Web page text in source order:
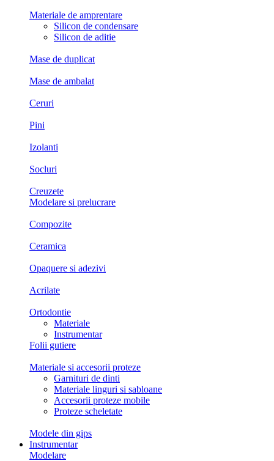
Materiale de amprentare
Silicon de condensare
Silicon de aditie
Mase de duplicat
Mase de ambalat
Ceruri
Pini
Izolanti
Socluri
Creuzete
Modelare si prelucrare
Compozite
Ceramica
Opaquere si adezivi
Acrilate
Ortodontie
Materiale
Instrumentar
Folii gutiere
Materiale si accesorii proteze
Garnituri de dinti
Materiale linguri si sabloane
Accesorii proteze mobile
Proteze scheletate
Modele din gips
Instrumentar
Modelare